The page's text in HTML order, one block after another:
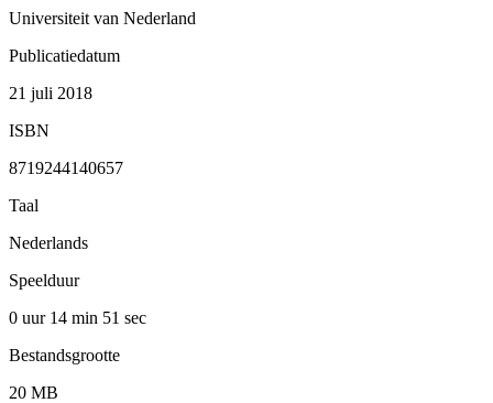
Universiteit van Nederland
Publicatiedatum
21 juli 2018
ISBN
8719244140657
Taal
Nederlands
Speelduur
0 uur 14 min 51 sec
Bestandsgrootte
20 MB